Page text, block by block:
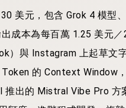
美元，包含 Grok 4 模型
成本為每百萬 1.25 美元
）與 Instagram 上起草文
的 Context Window
出的 Mistral Vibe Pro